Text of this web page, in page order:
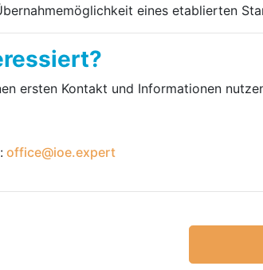
eines etablierten
ersten Kontakt und Informationen
office@ioe.expert